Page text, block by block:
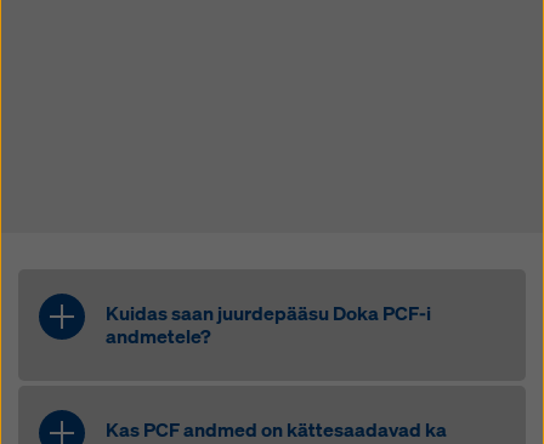
Kuidas saan juurdepääsu Doka PCF-i
andmetele?
PCF-andmetele mitmel viisil: Andmeid
Kas PCF andmed on kättesaadavad ka